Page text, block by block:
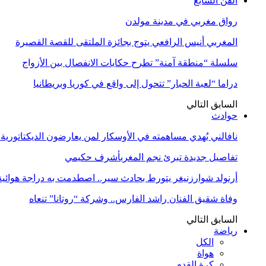
رواق مغربي في مدينة مولدن
المغربي أنيس الرافعي يتوج بجائزة الملتقى للقصة القصيرة
سلسلة “منطقة آمنة” تطرح حكايات الانفصال بين الأزواج
دراما “لعبة الحبار” تتحول إلى واقع في كوريا وبريطانيا
السابق التالي
حوادث
نافالني يُهدي مساهمته في الأوسكار لمن يعارضون
تفاصيل جديدة تبرئ نجم المغربأشرف حكيمي
أرنولد شوارزنيغر يتورط بحادث سير.. اصطدمت به دراجة
وفاة شقيق الفنان راشد الفارس.. وشركة “روتانا” تنعاه
السابق التالي
رياضة
الكل
هواة